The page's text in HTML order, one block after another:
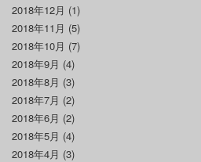
2018年12月 (1)
2018年11月 (5)
2018年10月 (7)
2018年9月 (4)
2018年8月 (3)
2018年7月 (2)
2018年6月 (2)
2018年5月 (4)
2018年4月 (3)